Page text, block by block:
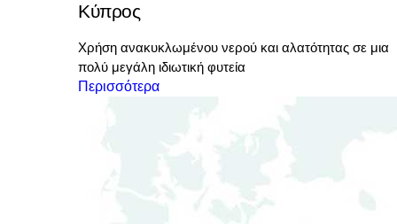
Κύπρος
Χρήση ανακυκλωμένου νερού και αλατότητας σε μια
πολύ μεγάλη ιδιωτική φυτεία
Περισσότερα